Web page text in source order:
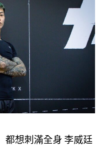
都想刺滿全身 李威廷